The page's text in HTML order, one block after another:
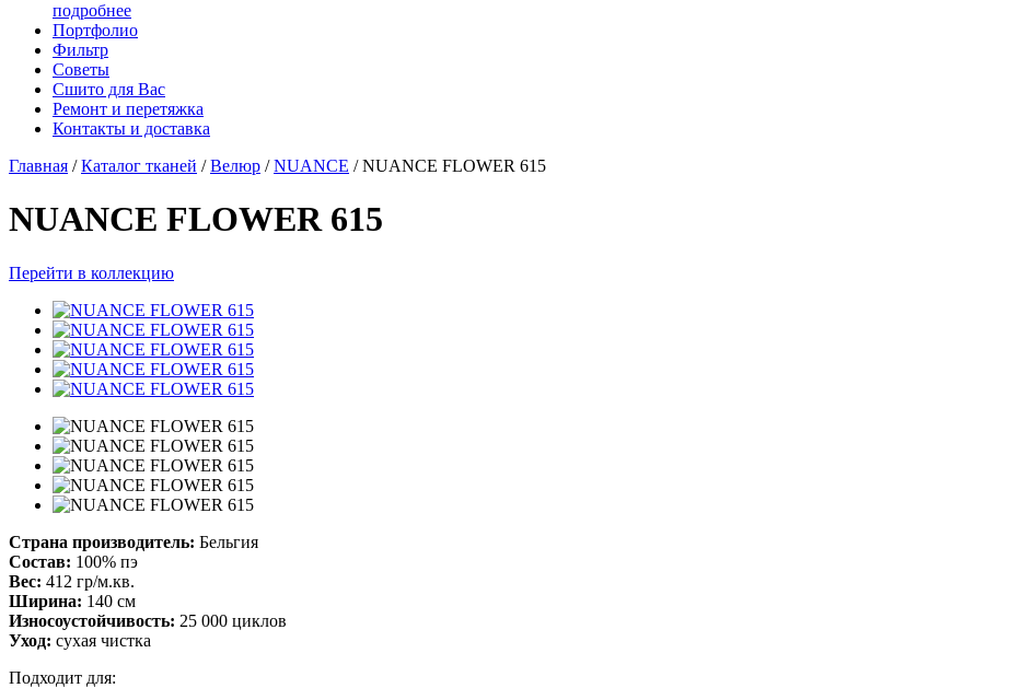
подробнее
Портфолио
Фильтр
Советы
Сшито для Вас
Ремонт и перетяжка
Контакты и доставка
Главная / Каталог тканей / Велюр / NUANCE / NUANCE FLOWER 615
NUANCE FLOWER 615
Перейти в коллекцию
Страна производитель: Бельгия
Состав: 100% пэ
Вес: 412 гр/м.кв.
Ширина: 140 см
Износоустойчивость: 25 000 циклов
Уход: сухая чистка
Подходит для: